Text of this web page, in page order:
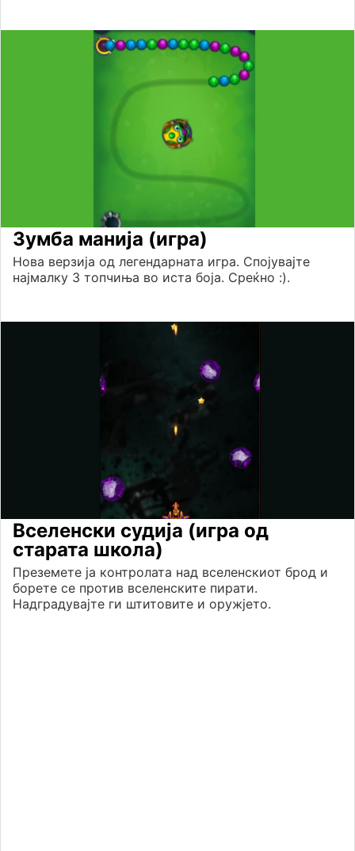
Зумба манија (игра)
Нова верзија од легендарната игра. Спојувајте
најмалку 3 топчиња во иста боја. Среќно :).
Вселенски судија (игра од
старата школа)
Преземете ја контролата над вселенскиот брод и
борете се против вселенските пирати.
Надградувајте ги штитовите и оружјето.